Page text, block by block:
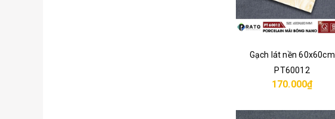
Gạch lát nền 60x60cm
PT60012
170.000₫